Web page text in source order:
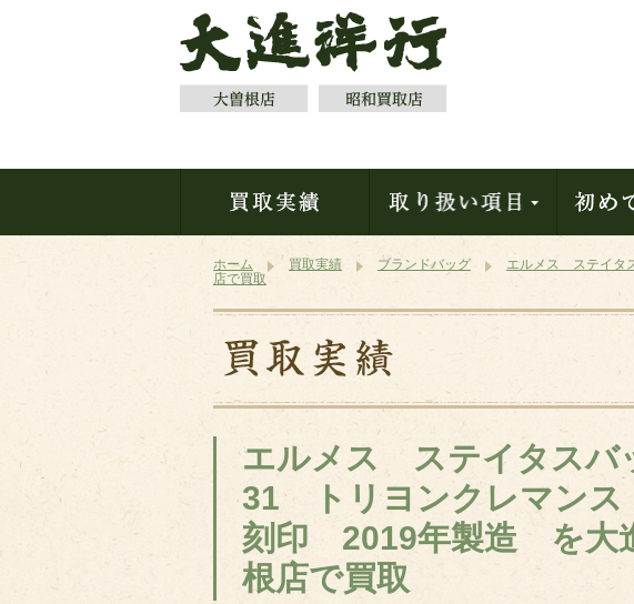
ホーム 買取実績 ブランドバッグ
エルメス ステイタ
店で買取
エルメス ステイタス
31 トリヨンクレマン
刻印 2019年製造 を大
根店で買取